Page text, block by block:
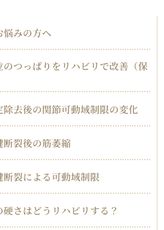
悩みの方へ
のつっぱりをリハビリで改善（保
除去後の関節可動域制限の変化
断裂後の筋萎縮
断裂による可動域制限
さはどうリハビリする？